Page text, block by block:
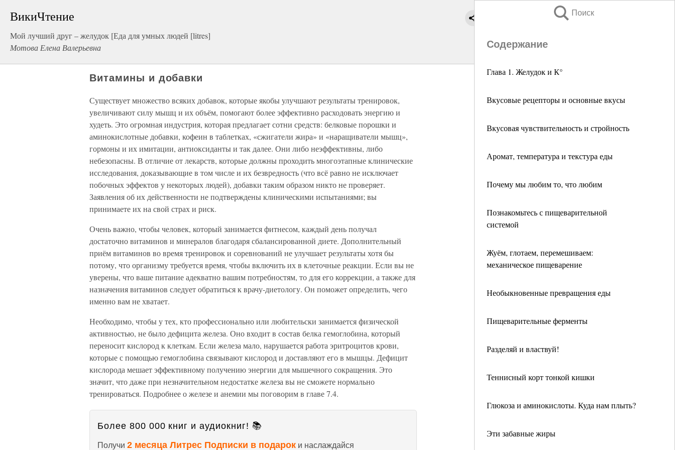
ВикиЧтение
Мой лучший друг – желудок [Еда для умных людей [litres]
Мотова Елена Валерьевна
Поиск
Содержание
Глава 1. Желудок и К°
Вкусовые рецепторы и основные вкусы
Вкусовая чувствительность и стройность
Аромат, температура и текстура еды
Почему мы любим то, что любим
Познакомьтесь с пищеварительной
системой
Жуём, глотаем, перемешиваем:
механическое пищеварение
Необыкновенные превращения еды
Пищеварительные ферменты
Разделяй и властвуй!
Теннисный корт тонкой кишки
Глюкоза и аминокислоты. Куда нам плыть?
Эти забавные жиры
Витамины и добавки
Существует множество всяких добавок, которые якобы улучшают результаты тренировок,
увеличивают силу мышц и их объём, помогают более эффективно расходовать энергию и
худеть. Это огромная индустрия, которая предлагает сотни средств: белковые порошки и
аминокислотные добавки, кофеин в таблетках, «сжигатели жира» и «наращиватели мышц»,
гормоны и их имитации, антиоксиданты и так далее. Они либо неэффективны, либо
небезопасны. В отличие от лекарств, которые должны проходить многоэтапные клинические
исследования, доказывающие в том числе и их безвредность (что всё равно не исключает
побочных эффектов у некоторых людей), добавки таким образом никто не проверяет.
Заявления об их действенности не подтверждены клиническими испытаниями; вы
принимаете их на свой страх и риск.
Очень важно, чтобы человек, который занимается фитнесом, каждый день получал
достаточно витаминов и минералов благодаря сбалансированной диете. Дополнительный
приём витаминов во время тренировок и соревнований не улучшает результаты хотя бы
потому, что организму требуется время, чтобы включить их в клеточные реакции. Если вы не
уверены, что ваше питание адекватно вашим потребностям, то для его коррекции, а также для
назначения витаминов следует обратиться к врачу-диетологу. Он поможет определить, чего
именно вам не хватает.
Необходимо, чтобы у тех, кто профессионально или любительски занимается физической
активностью, не было дефицита железа. Оно входит в состав белка гемоглобина, который
переносит кислород к клеткам. Если железа мало, нарушается работа эритроцитов крови,
которые с помощью гемоглобина связывают кислород и доставляют его в мышцы. Дефицит
кислорода мешает эффективному получению энергии для мышечного сокращения. Это
значит, что даже при незначительном недостатке железа вы не сможете нормально
тренироваться. Подробнее о железе и анемии мы поговорим в главе 7.4.
Более 800 000 книг и аудиокниг! 📚
Получи 2 месяца Литрес Подписки в подарок и наслаждайся